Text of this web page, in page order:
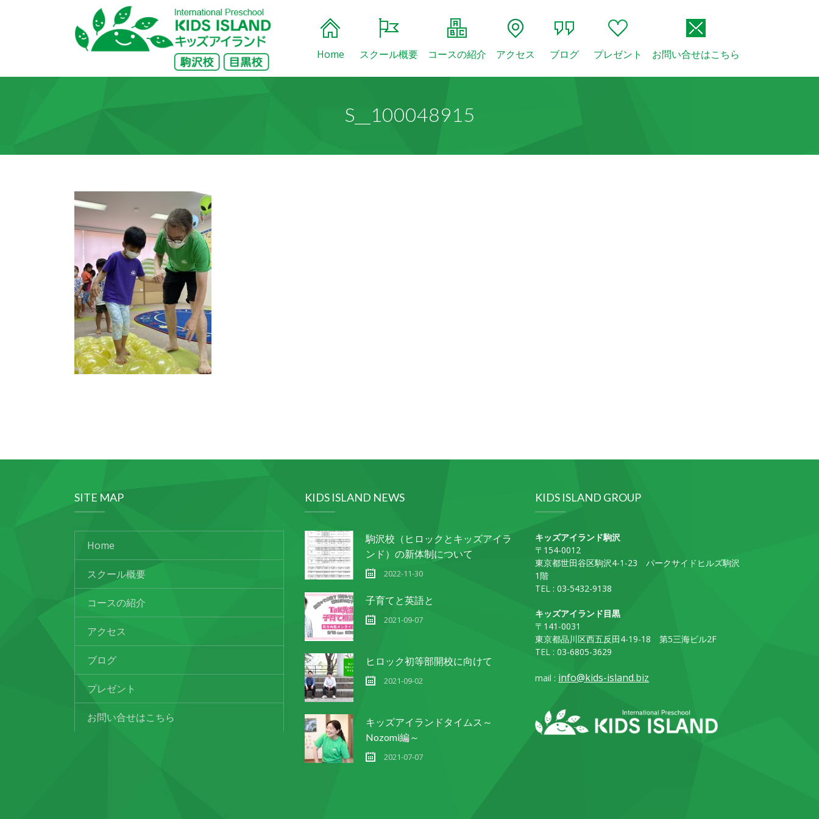
Home スクール概要 コースの紹介 アクセス ブログ プレゼント お問い合せはこちら
S__100048915
SITE MAP
Home
スクール概要
コースの紹介
アクセス
ブログ
プレゼント
お問い合せはこちら
KIDS ISLAND NEWS
駒沢校（ヒロックとキッズアイラ
ンド）の新体制について
2022-11-30
子育てと英語と
2021-09-07
ヒロック初等部開校に向けて
2021-09-02
キッズアイランドタイムス～
Nozomi編～
2021-07-07
KIDS ISLAND GROUP
キッズアイランド駒沢
〒154-0012
東京都世田谷区駒沢4-1-23 パークサイドヒルズ駒沢
1階
TEL : 03-5432-9138
キッズアイランド目黒
〒141-0031
東京都品川区西五反田4-19-18 第5三海ビル2F
TEL : 03-6805-3629
mail : info@kids-island.biz